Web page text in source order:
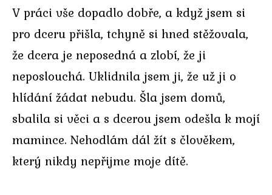
V práci vše dopadlo dobře, a když jsem si
pro dceru přišla, tchyně si hned stěžovala,
že dcera je neposedná a zlobí, že ji
neposlouchá. Uklidnila jsem ji, že už ji o
hlídání žádat nebudu. Šla jsem domů,
sbalila si věci a s dcerou jsem odešla k mojí
mamince. Nehodlám dál žít s člověkem,
který nikdy nepřijme moje dítě.